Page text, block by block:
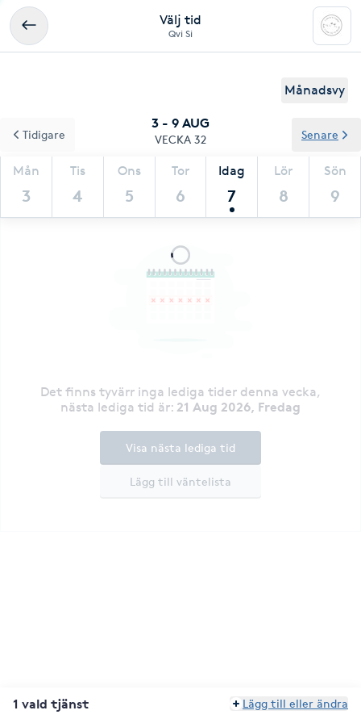
Välj tid
Qvi Si
Månadsvy
3 - 9 AUG
VECKA 32
Mån
3
Tis
4
Ons
5
Tor
6
Idag
7
Lör
8
Sön
9
Tidigare Senare
Det finns tyvärr inga lediga tider denna vecka,
nästa lediga tid är: 21 Aug 2026, Fredag
Lägg till väntelista
Visa nästa lediga tid
1 vald tjänst Lägg till eller ändra